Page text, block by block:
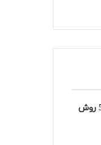
گرفتن تلخی آبلیمو به 5 روش